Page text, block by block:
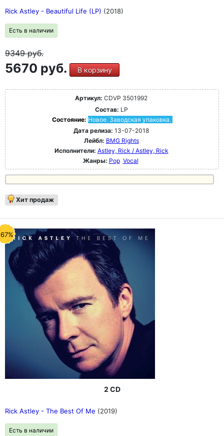
Rick Astley - Beautiful Life (LP) (2018)
Есть в наличии
9349руб.
5670 руб. В корзину
Артикул: CDVP 3501992
Состав: LP
Состояние: Новое. Заводская упаковка.
Дата релиза: 13-07-2018
Лейбл: BMG Rights
Исполнители: Astley, Rick / Astley, Rick
Жанры: Pop Vocal
Хит продаж
2 CD
Rick Astley - The Best Of Me (2019)
Есть в наличии